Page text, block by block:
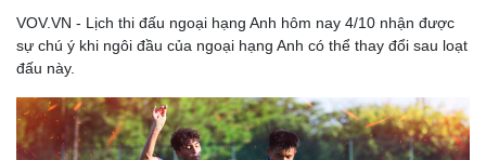
VOV.VN - Lịch thi đấu ngoại hạng Anh hôm nay 4/10 nhận được
sự chú ý khi ngôi đầu của ngoại hạng Anh có thể thay đổi sau loạt
đấu này.